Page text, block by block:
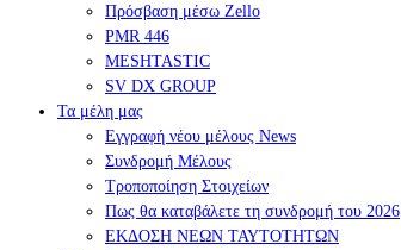
Πρόσβαση μέσω Zello
PMR 446
MESHTASTIC
SV DX GROUP
Τα μέλη μας
Εγγραφή νέου μέλους News
Συνδρομή Μέλους
Τροποποίηση Στοιχείων
Πως θα καταβάλετε τη συνδρομή του 2026
ΕΚΔΟΣΗ ΝΕΩΝ ΤΑΥΤΟΤΗΤΩΝ